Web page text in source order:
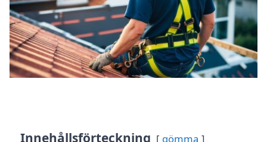
Innehållsförteckning gömma